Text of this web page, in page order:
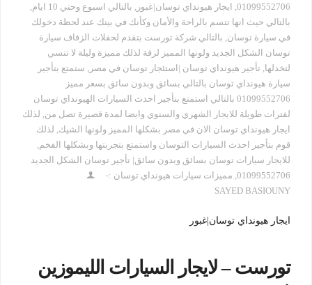
01099552706
ايجار هيونداي توسان|غبور بالتالي اسبوع وحتي 10 ايام
بالتالي حيث انها تتسم بالراحة والأمان وكأنك في بيتك عند لحظة دخولك
في سيارة توسان بالتالي شركة تورست بتقدم لحفلات الزفاف سيارة
توسان الشكل الجديد ولونها المميز لزفة لذلك مميزة وليلة لا تنسي
لتخدلها تأجير هيونداي توسان |استئجار توسان في مصر
ستمتع بتأجير
سيارة هيونداي توسان بالتالي بسائق وبدون سائق بسعر مميز
01099552706 بالتالي استمتع بتأجير احدث السيارات الهيونداي توسان
لفترات طويلة للايجار الشهري والسنوي وايضا لمدة قصيرة تصل من لذلك
ايجار هيونداي توسان الان في مصر بشكلها المميز ولونها الشيك لذلك
قوم بتأجير احدث السيارات التوسان واستمتع بتجربتها وبشكلها الفخم
للايجار سيارات توسان بسائق وبدون سائق| تأجير توسان الشكل الجديد
01099552706 مميزات سيارات هيونداي توسان :-
SAYED BASIOUNY
ايجار هيونداي توسان|غبور
تورست – لايجار السيارات الليموزين